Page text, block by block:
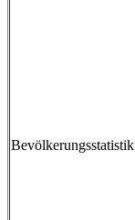
Bevölkerungsstatistik